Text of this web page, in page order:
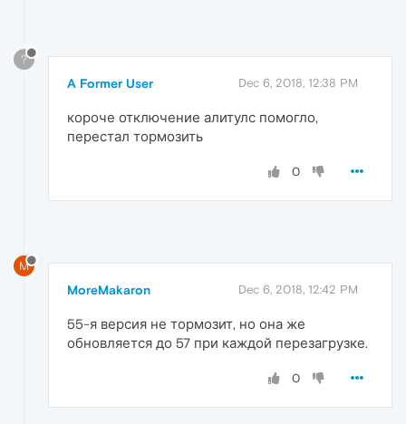
?
A Former User Dec 6, 2018, 12:38 PM
короче отключение алитулс помогло,
перестал тормозить
0
M
MoreMakaron Dec 6, 2018, 12:42 PM
55-я версия не тормозит, но она же
обновляется до 57 при каждой перезагрузке.
0